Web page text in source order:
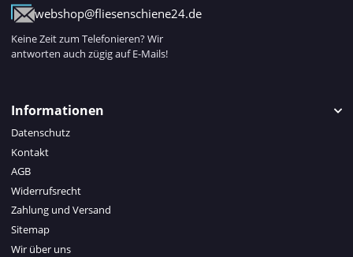
webshop@fliesenschiene24.de
Keine Zeit zum Telefonieren? Wir
antworten auch zügig auf E-Mails!
Informationen
Datenschutz
Kontakt
AGB
Widerrufsrecht
Zahlung und Versand
Sitemap
Wir über uns